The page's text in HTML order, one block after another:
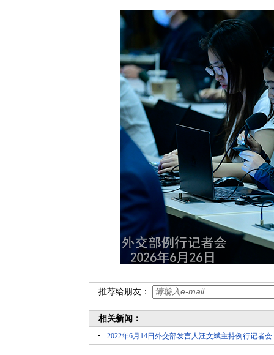
推荐给朋友：
相关新闻：
2022年6月14日外交部发言人汪文斌主持例行记者会